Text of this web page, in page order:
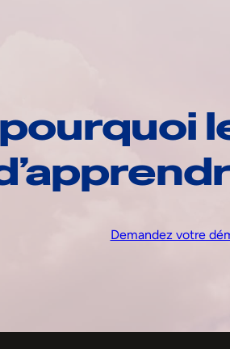
Demandez votre